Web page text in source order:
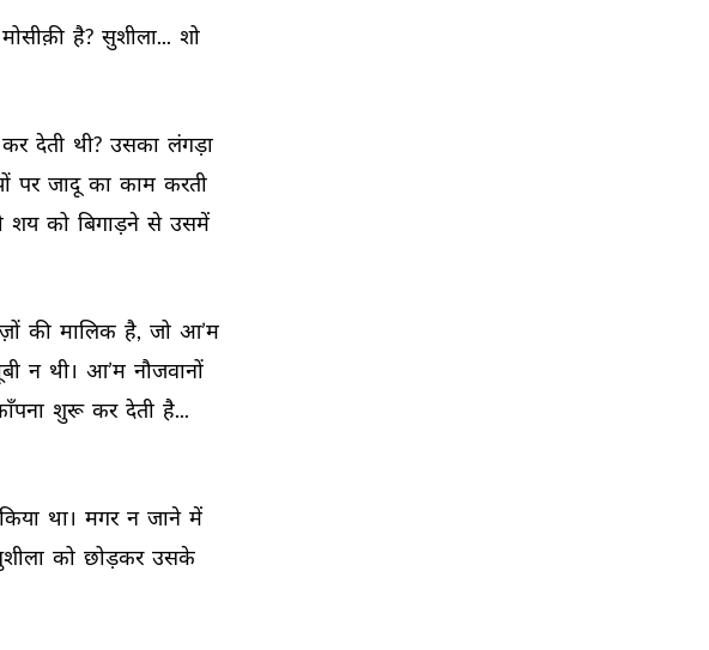
मोसीक़ी है? सुशीला... शो
कर देती थी? उसका लंगड़ा
पर जादू का काम करती
शय को बिगाड़ने से उसमें
की मालिक है, जो आ’म
न थी। आ’म नौजवानों
शुरू कर देती है...
किया था। मगर न जाने में
को छोड़कर उसके